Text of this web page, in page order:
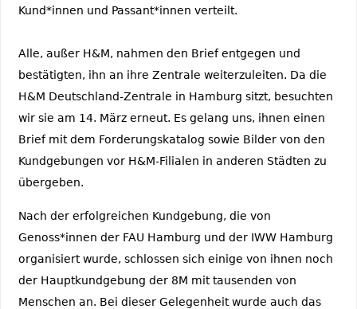
Kund*innen und Passant*innen verteilt.
Alle, außer H&M, nahmen den Brief entgegen und
bestätigten, ihn an ihre Zentrale weiterzuleiten. Da die
H&M Deutschland-Zentrale in Hamburg sitzt, besuchten
wir sie am 14. März erneut. Es gelang uns, ihnen einen
Brief mit dem Forderungskatalog sowie Bilder von den
Kundgebungen vor H&M-Filialen in anderen Städten zu
übergeben.
Nach der erfolgreichen Kundgebung, die von
Genoss*innen der FAU Hamburg und der IWW Hamburg
organisiert wurde, schlossen sich einige von ihnen noch
der Hauptkundgebung der 8M mit tausenden von
Menschen an. Bei dieser Gelegenheit wurde auch das